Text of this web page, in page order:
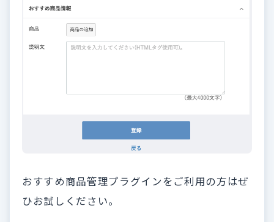
おすすめ商品管理プラグインをご利用の方はぜ
ひお試しください。